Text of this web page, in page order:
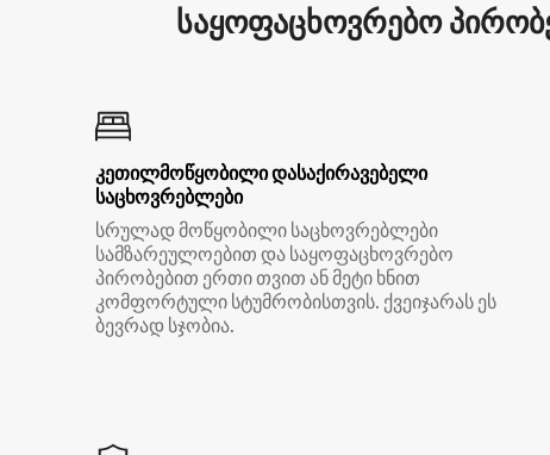
საყოფაცხოვრებო
კეთილმოწყობილი დასაქირავებელი
საცხოვრებლები
სრულად მოწყობილი საცხოვრებლები
სამზარეულოებით და საყოფაცხოვრებო
პირობებით ერთი თვით ან მეტი ხნით
კომფორტული სტუმრობისთვის. ქვეიჯარას ეს
ბევრად სჯობია.